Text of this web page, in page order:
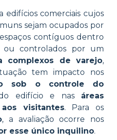
edifícios comerciais cujos
sejam ocupados por
contíguos dentro
ou controlados por um
complexos de varejo,
tem impacto nos
sob o controle do
edifício e nas áreas
visitantes. Para os
, a avaliação ocorre nos
esse único inquilino.